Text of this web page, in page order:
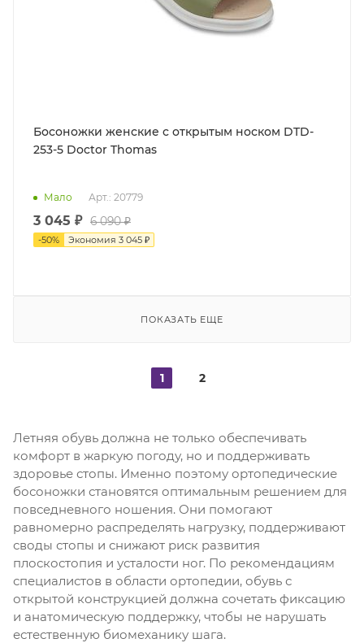
Босоножки женские с открытым носком DTD-
253-5 Doctor Thomas
Мало Арт.: 20779
3 045 ₽ 6 090 ₽
-50% Экономия 3 045 ₽
ПОКАЗАТЬ ЕЩЕ
1 2
Летняя обувь должна не только обеспечивать
комфорт в жаркую погоду, но и поддерживать
здоровье стопы. Именно поэтому ортопедические
босоножки становятся оптимальным решением для
повседневного ношения. Они помогают
равномерно распределять нагрузку, поддерживают
своды стопы и снижают риск развития
плоскостопия и усталости ног. По рекомендациям
специалистов в области ортопедии, обувь с
открытой конструкцией должна сочетать фиксацию
и анатомическую поддержку, чтобы не нарушать
естественную биомеханику шага.